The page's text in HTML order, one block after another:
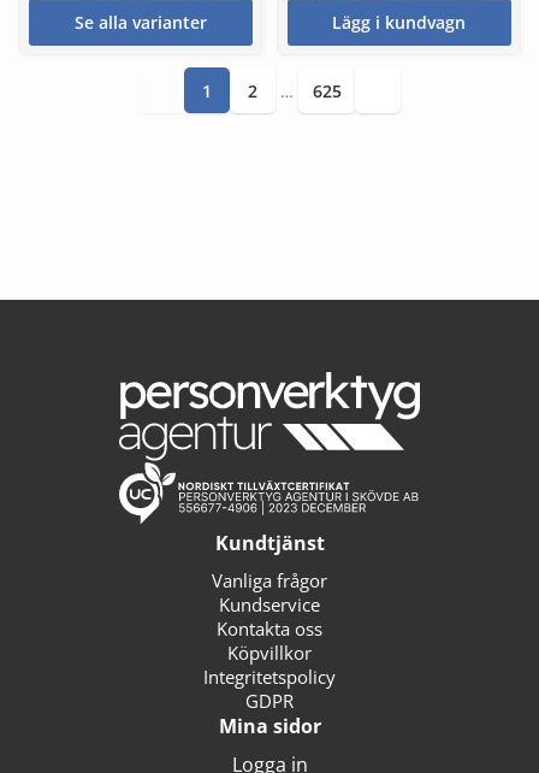
Se alla varianter Lägg i kundvagn
1 2 … 625
Kundtjänst
Vanliga frågor
Kundservice
Kontakta oss
Köpvillkor
Integritetspolicy
GDPR
Mina sidor
Logga in